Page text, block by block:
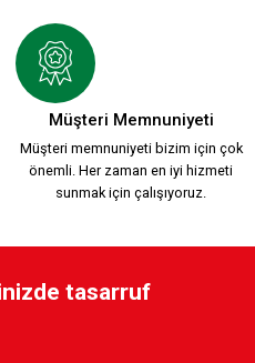
ANTREMAN CEKET
Müşteri Memnuniyeti
Müşteri memnuniyeti bizim için çok
önemli. Her zaman en iyi hizmeti
sunmak için çalışıyoruz.
tasarruf